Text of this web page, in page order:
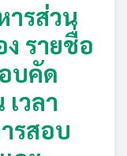
ารส่วน
ง รายชื่อ
บคัด
วลา
รสอบ